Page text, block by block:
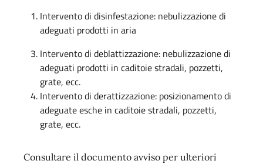
Intervento di disinfestazione: nebulizzazione di
adeguati prodotti in aria
Intervento di deblattizzazione: nebulizzazione di
adeguati prodotti in caditoie stradali, pozzetti,
grate, ecc.
Intervento di derattizzazione: posizionamento di
adeguate esche in caditoie stradali, pozzetti,
grate, ecc.
Consultare il documento avviso per ulteriori